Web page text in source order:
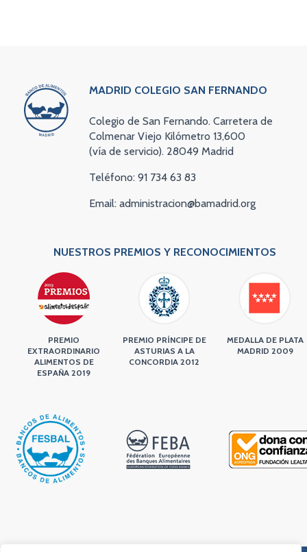
MADRID COLEGIO SAN FERNANDO
Colegio de San Fernando. Carretera de
Colmenar Viejo Kilómetro 13,600
(vía de servicio). 28049 Madrid
Teléfono: 91 734 63 83
Email: administracion@bamadrid.org
NUESTROS PREMIOS Y RECONOCIMIENTOS
PREMIO
EXTRAORDINARIO
ALIMENTOS DE
ESPAÑA 2019
PREMIO PRÍNCIPE DE
ASTURIAS A LA
CONCORDIA 2012
MEDALLA DE PLATA
MADRID 2009